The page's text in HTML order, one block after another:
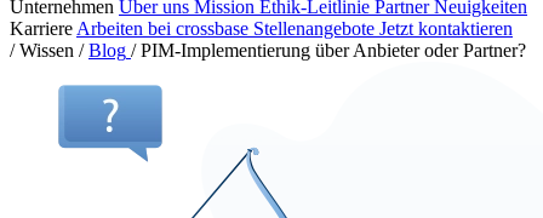
Unternehmen Über uns Mission Ethik-Leitlinie PartnerNeuigkeiten
Karriere Arbeiten bei crossbase Stellenangebote Jetzt kontaktieren
/ Wissen / Blog / PIM-Implementierung über Anbieter oder Partner?